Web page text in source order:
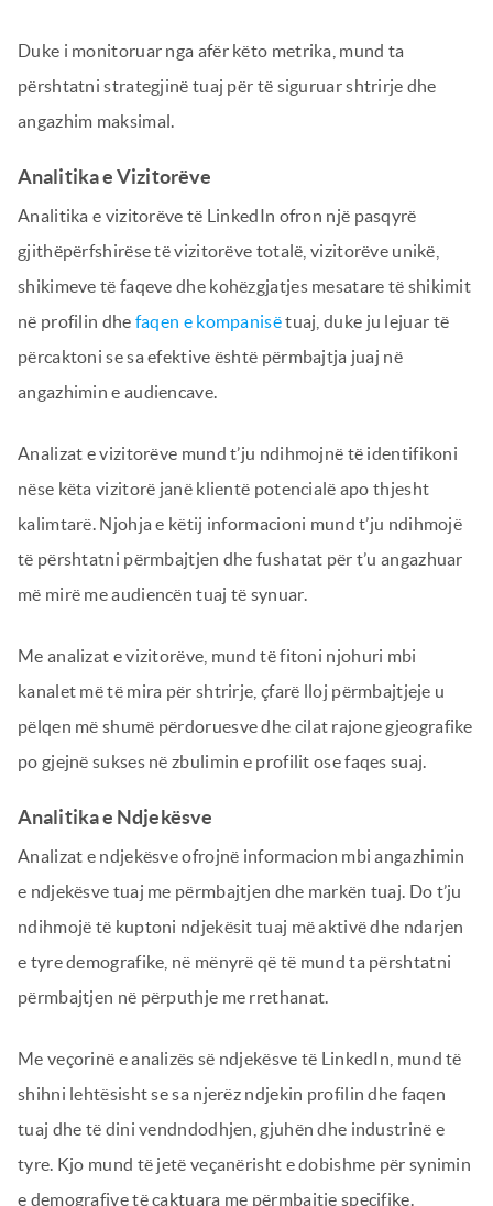
Duke i monitoruar nga afër këto metrika, mund ta
përshtatni strategjinë tuaj për të siguruar shtrirje dhe
angazhim maksimal.
Analitika e Vizitorëve
Analitika e vizitorëve të LinkedIn ofron një pasqyrë
gjithëpërfshirëse të vizitorëve totalë, vizitorëve unikë,
shikimeve të faqeve dhe kohëzgjatjes mesatare të shikimit
në profilin dhe faqen e kompanisëtuaj, duke ju lejuar të
përcaktoni se sa efektive është përmbajtja juaj në
angazhimin e audiencave.
Analizat e vizitorëve mund t’ju ndihmojnë të identifikoni
nëse këta vizitorë janë klientë potencialë apo thjesht
kalimtarë. Njohja e këtij informacioni mund t’ju ndihmojë
të përshtatni përmbajtjen dhe fushatat për t’u angazhuar
më mirë me audiencën tuaj të synuar.
Me analizat e vizitorëve, mund të fitoni njohuri mbi
kanalet më të mira për shtrirje, çfarë lloj përmbajtjeje u
pëlqen më shumë përdoruesve dhe cilat rajone gjeografike
po gjejnë sukses në zbulimin e profilit ose faqes suaj.
Analitika e Ndjekësve
Analizat e ndjekësve ofrojnë informacion mbi angazhimin
e ndjekësve tuaj me përmbajtjen dhe markën tuaj. Do t’ju
ndihmojë të kuptoni ndjekësit tuaj më aktivë dhe ndarjen
e tyre demografike, në mënyrë që të mund ta përshtatni
përmbajtjen në përputhje me rrethanat.
Me veçorinë e analizës së ndjekësve të LinkedIn, mund të
shihni lehtësisht se sa njerëz ndjekin profilin dhe faqen
tuaj dhe të dini vendndodhjen, gjuhën dhe industrinë e
tyre. Kjo mund të jetë veçanërisht e dobishme për synimin
e demografive të caktuara me përmbajtje specifike.